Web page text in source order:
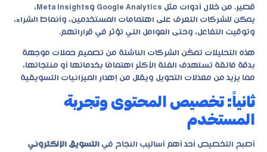
قصير. من خلال أدوات مثل Google Analytics وMeta Insights،
يمكن للشركات التعرف على اهتمامات المستخدمين، وأنماط الشراء،
وتوقيت التفاعل، وحتى العوامل التي تؤثر في قراراتهم.
هذه التحليلات تمكّن الشركات الناشئة من تصميم حملات موجهة
بدقة فائقة تستهدف الفئة الأكثر اهتمامًا بخدماتها أو منتجاتها،
مما يزيد من معدلات التحويل ويقلل من إهدار الميزانيات التسويقية
ثانياً: تخصيص المحتوى وتجربة
المستخدم
أصبح التخصيص أحد أهم أساليب النجاح في التسويق الإلكتروني